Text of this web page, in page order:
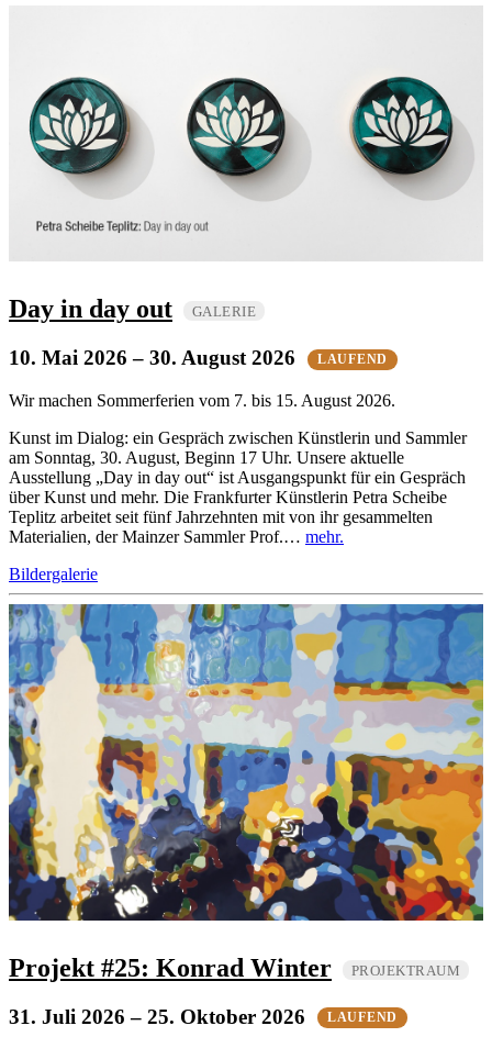
Day in day out GALERIE
10. Mai 2026 – 30. August 2026 LAUFEND
Wir machen Sommerferien vom 7. bis 15. August 2026.
Kunst im Dialog: ein Gespräch zwischen Künstlerin und Sammler
am Sonntag, 30. August, Beginn 17 Uhr. Unsere aktuelle
Ausstellung „Day in day out“ ist Ausgangspunkt für ein Gespräch
über Kunst und mehr. Die Frankfurter Künstlerin Petra Scheibe
Teplitz arbeitet seit fünf Jahrzehnten mit von ihr gesammelten
Materialien, der Mainzer Sammler Prof.… mehr.
Bildergalerie
Projekt #25: Konrad Winter PROJEKTRAUM
31. Juli 2026 – 25. Oktober 2026 LAUFEND